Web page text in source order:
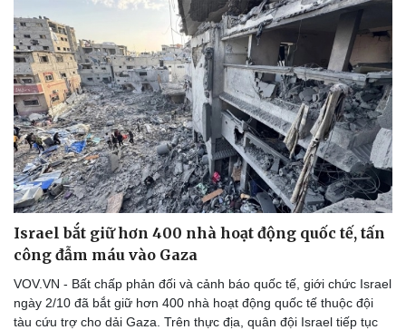
Israel bắt giữ hơn 400 nhà hoạt động quốc tế, tấn
công đẫm máu vào Gaza
VOV.VN - Bất chấp phản đối và cảnh báo quốc tế, giới chức Israel
ngày 2/10 đã bắt giữ hơn 400 nhà hoạt động quốc tế thuộc đội
tàu cứu trợ cho dải Gaza. Trên thực địa, quân đội Israel tiếp tục